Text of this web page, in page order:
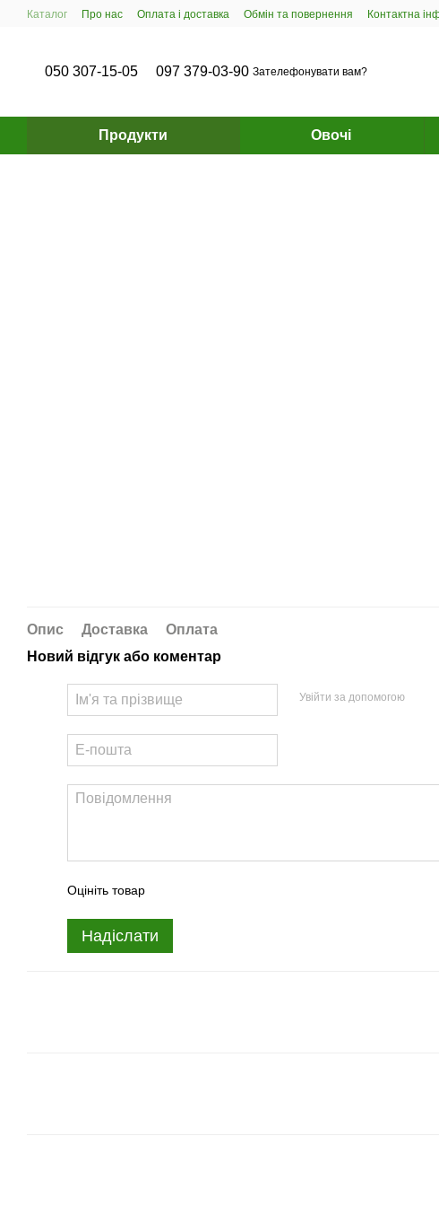
Перейти до основного контенту
Каталог Про нас Оплата і доставка Обмін та повернення Контактна
050 307-15-05 097 379-03-90 Зателефонувати вам?
Продукти Овочі
Опис Доставка
Оплата
Новий відгук або коментар
Увійти за допомогою
Оцініть товар
Надіслати